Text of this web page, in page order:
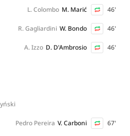
46'
M. Marić
L. Colombo
46'
W. Bondo
R. Gagliardini
46'
D. D'Ambrosio
A. Izzo
67'
V. Carboni
Pedro Pereira